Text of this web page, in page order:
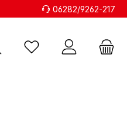
06282/9262-217